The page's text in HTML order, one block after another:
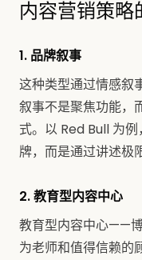
内容营销策略
1. 品牌叙事
这种类型通过情感叙
叙事不是聚焦功能，
式。以 Red Bull 为
牌，而是通过讲述极
2. 教育型内容中心
教育型内容中心——
为老师和值得信赖的